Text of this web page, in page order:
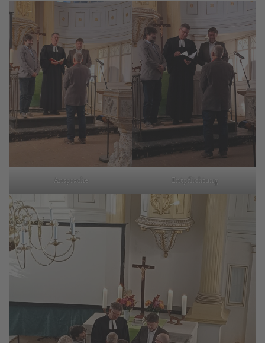
Ansprache Entpflichtung